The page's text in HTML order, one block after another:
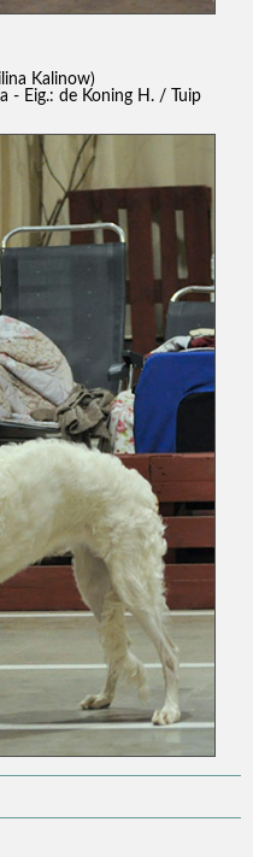
Kalinow)
- Eig.: de Koning H. / Tuip